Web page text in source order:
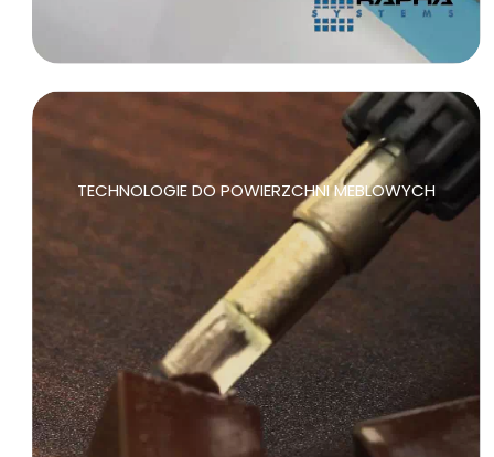
TECHNOLOGIE DO POWIERZCHNI MEBLOWYCH